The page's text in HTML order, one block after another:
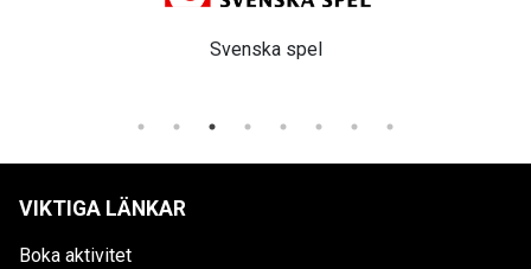
Svenska spel
VIKTIGA LÄNKAR
Boka aktivitet